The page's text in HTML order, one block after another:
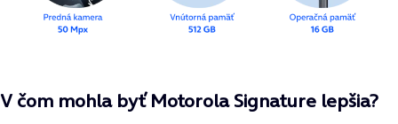
V čom mohla byť Motorola Signature lepšia?